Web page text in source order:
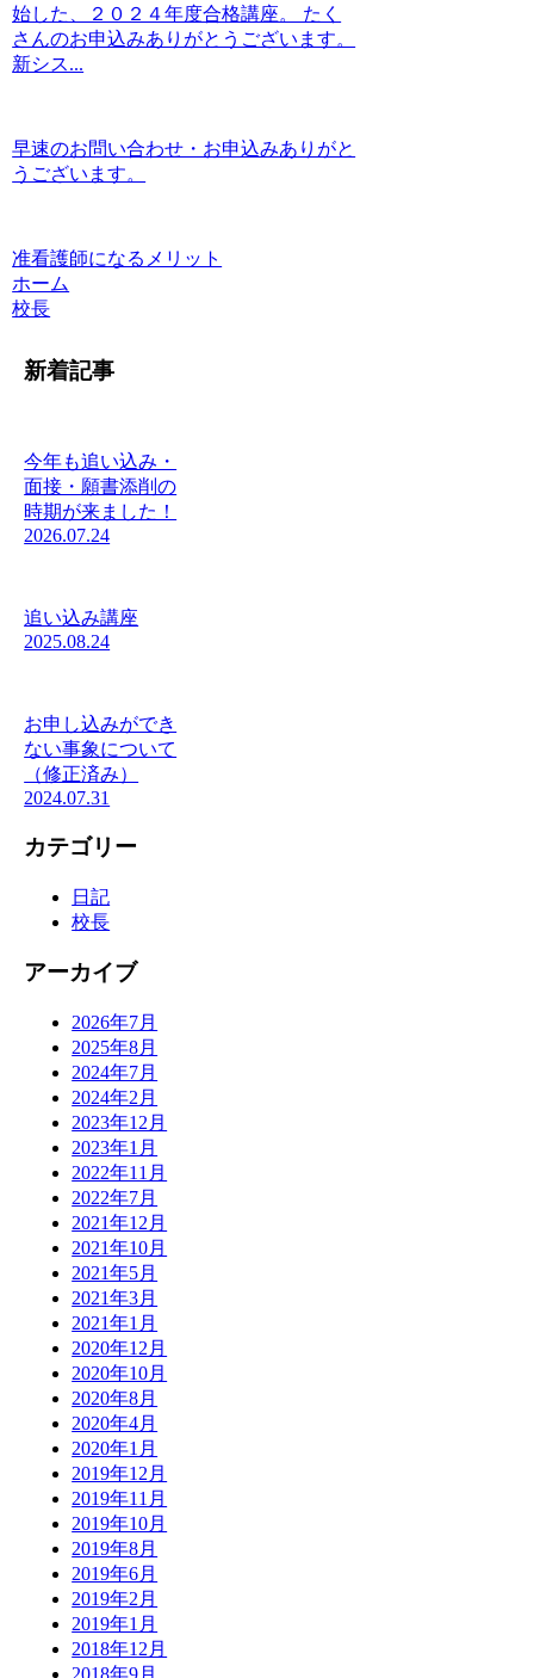
始した、２０２４年度合格講座。 たく
さんのお申込みありがとうございます。
新シス...
早速のお問い合わせ・お申込みありがと
うございます。
准看護師になるメリット
ホーム
校長
新着記事
今年も追い込み・
面接・願書添削の
時期が来ました！
2026.07.24
追い込み講座
2025.08.24
お申し込みができ
ない事象について
（修正済み）
2024.07.31
カテゴリー
日記
校長
アーカイブ
2026年7月
2025年8月
2024年7月
2024年2月
2023年12月
2023年1月
2022年11月
2022年7月
2021年12月
2021年10月
2021年5月
2021年3月
2021年1月
2020年12月
2020年10月
2020年8月
2020年4月
2020年1月
2019年12月
2019年11月
2019年10月
2019年8月
2019年6月
2019年2月
2019年1月
2018年12月
2018年9月